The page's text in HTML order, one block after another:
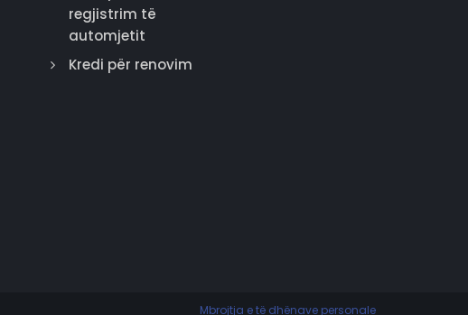
regjistrim të
automjetit
Kredi për renovim
Mbrojtja e të dhënave personale